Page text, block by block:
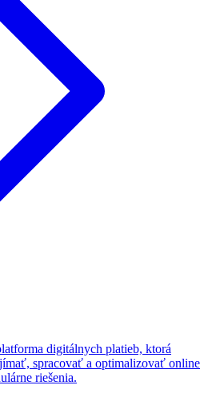
digitálnych platieb, ktorá
spracovať a optimalizovať online
riešenia.